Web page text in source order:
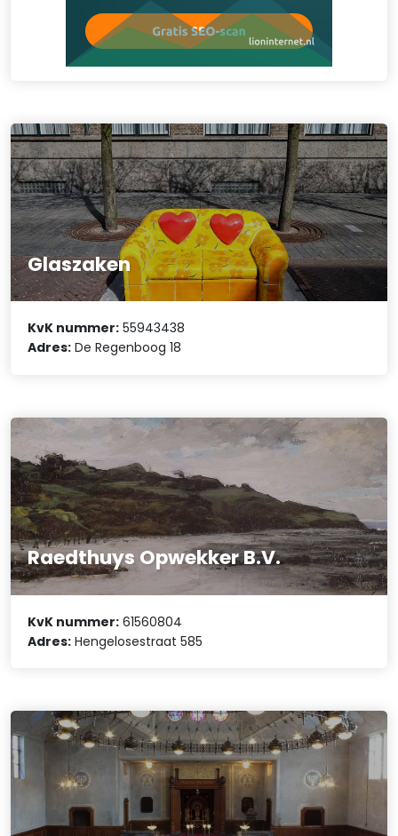
Glaszaken
KvK nummer: 55943438
Adres: De Regenboog 18
Raedthuys Opwekker B.V.
KvK nummer: 61560804
Adres: Hengelosestraat 585